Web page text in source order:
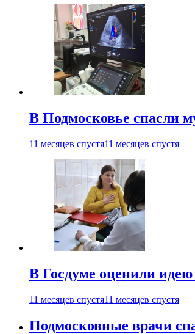
В Подмосковье спасли
11 месяцев спустя11 месяцев спустя
В Госдуме оценили идею
11 месяцев спустя11 месяцев спустя
Подмосковные врачи